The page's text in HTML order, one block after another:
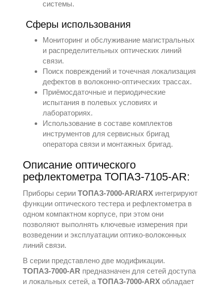
системы.
Сферы использования
Мониторинг и обслуживание магистральных
и распределительных оптических линий
связи.
Поиск повреждений и точечная локализация
дефектов в волоконно-оптических трассах.
Приёмосдаточные и периодические
испытания в полевых условиях и
лабораториях.
Использование в составе комплектов
инструментов для сервисных бригад
оператора связи и монтажных бригад.
Описание оптического
рефлектометра ТОПАЗ-7105-AR:
Приборы серииТОПАЗ-7000-AR/ARX интегрируют
функции оптического тестера и рефлектометра в
одном компактном корпусе, при этом они
позволяют выполнять ключевые измерения при
возведении и эксплуатации оптико-волоконных
линий связи.
В серии представлено две модификации.
ТОПАЗ-7000-AR предназначен для сетей доступа
и локальных сетей, аТОПАЗ-7000-ARX обладает